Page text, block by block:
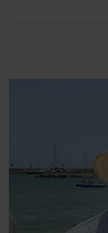
arv, angst,
at miste
livsglæde,